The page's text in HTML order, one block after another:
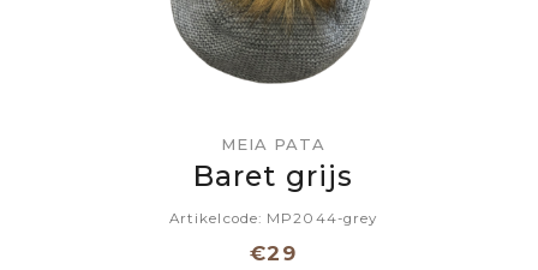
MEIA PATA
Baret grijs
Artikelcode: MP2044-grey
€29